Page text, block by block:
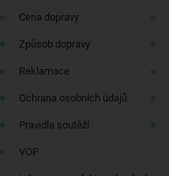
Cena dopravy
Způsob dopravy
Reklamace
Ochrana osobních údajů
Pravidla soutěží
VOP